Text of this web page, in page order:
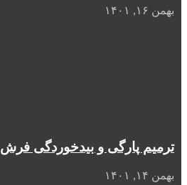
بهمن ۱۶, ۱۴۰۱
ترمیم پارگی و بیدخوردگی فرش
بهمن ۱۴, ۱۴۰۱